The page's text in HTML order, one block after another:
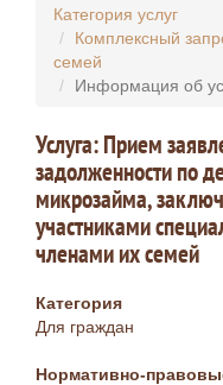
Категория услуг
Комплексный
семей
Информация об
Услуга: Прием
задолженности по
микрозайма,
участниками
членами их семей
Категория
Для граждан
Нормативно-